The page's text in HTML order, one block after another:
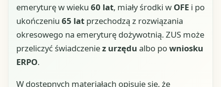
emeryturę w wieku 60 lat, miały środki w OFE i po
ukończeniu 65 lat przechodzą z rozwiązania
okresowego na emeryturę dożywotnią. ZUS może
przeliczyć świadczeniez urzędu albo powniosku
ERPO.
W dostępnych materiałach opisuje się, że